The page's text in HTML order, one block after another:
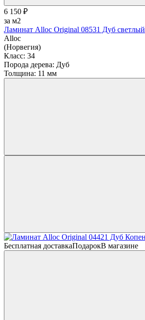
6 150 ₽
за м2
Ламинат Alloc Original 08531 Дуб светлый
Alloc
(Норвегия)
Класс: 34
Порода дерева: Дуб
Толщина: 11 мм
Бесплатная доставкаПодарокВ магазине